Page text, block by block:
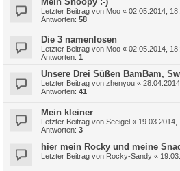
Letzter Beitrag von Moo « 02.05.2014,
Antworten: 58
Die 3 namenlosen
Letzter Beitrag von Moo « 02.05.2014,
Antworten: 1
Unsere Drei Süßen BamBam,
Letzter Beitrag von zhenyou «
Antworten: 41
Mein kleiner
Letzter Beitrag von Seeigel « 19.03.2014,
Antworten: 3
hier mein Rocky und meine
Letzter Beitrag von Rocky-Sandy «